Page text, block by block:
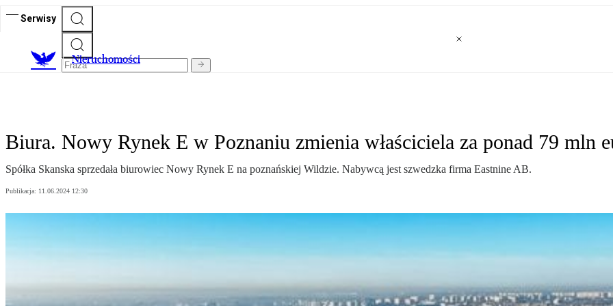
Serwisy
Nieruchomości
Biura. Nowy Rynek E w Poznaniu zmienia właściciela za ponad 79 mln
Spółka Skanska sprzedała biurowiec Nowy Rynek E na poznańskiej Wildzie. Nabywcą jest szwedzka firma Eastnine AB.
Publikacja: 11.06.2024 12:30